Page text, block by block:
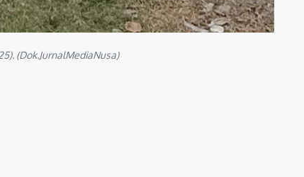
(Dok.JurnalMediaNusa)